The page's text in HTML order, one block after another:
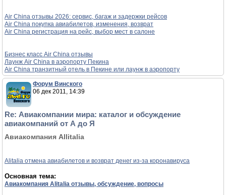
Air China отзывы 2026: сервис, багаж и задержки рейсов
Air China покупка авиабилетов, изменения, возврат
Air China регистрация на рейс, выбор мест в салоне
Бизнес класс Air China отзывы
Лаунж Air China в аэропорту Пекина
Air China транзитный отель в Пекине или лаунж в аэропорту
Форум Винского
06 дек 2011, 14:39
Re: Авиакомпании мира: каталог и обсуждение
авиакомпаний от А до Я
Авиакомпания Allitalia
Alitalia отмена авиабилетов и возврат денег из-за коронавируса
Основная тема:
Авиакомпания Alitalia отзывы, обсуждение, вопросы